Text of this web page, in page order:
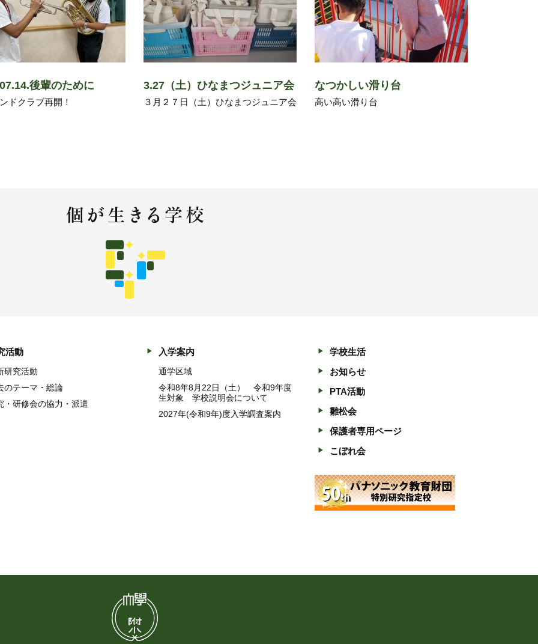
後輩のために
ドクラブ再開！
3.27（土）ひなまつジュニア会
３月２７日（土）ひなまつジュニア会
なつかしい滑り台
高い高い滑り台
活動
研究活動
のテーマ・総論
・研修会の協力・派遣
入学案内
通学区域
令和8年8月22日（土） 令和9年度
生対象 学校説明会について
2027年(令和9年)度入学調査案内
学校生活
お知らせ
PTA活動
雛松会
保護者専用ページ
こぼれ会